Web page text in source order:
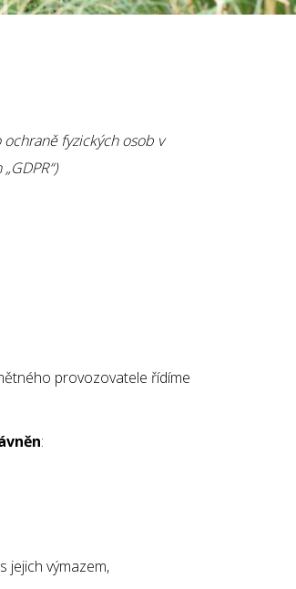
fyzických osob v
provozovatele řídíme
:
jejich výmazem,